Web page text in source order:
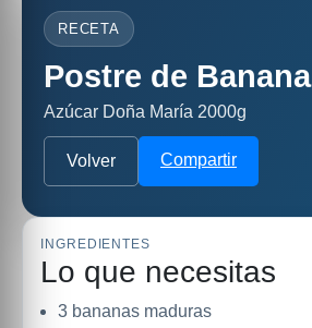
RECETA
Postre de
Azúcar Doña María 2000g
Volver Compartir
INGREDIENTES
Lo que necesitas
3 bananas maduras